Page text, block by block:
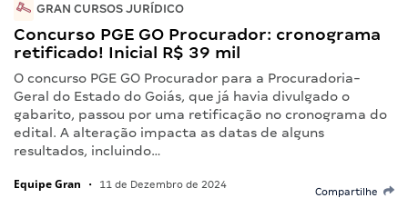
GRAN CURSOS JURÍDICO
Concurso PGE GO Procurador: cronograma
retificado! Inicial R$ 39 mil
O concurso PGE GO Procurador para a Procuradoria-
Geral do Estado do Goiás, que já havia divulgado o
gabarito, passou por uma retificação no cronograma do
edital. A alteração impacta as datas de alguns
resultados, incluindo…
Equipe Gran • 11 de Dezembro de 2024
Compartilhe